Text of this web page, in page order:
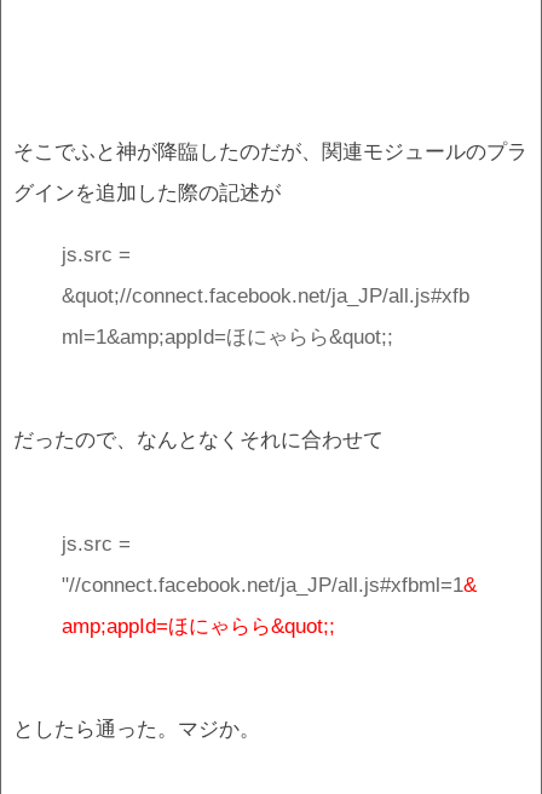
そこでふと神が降臨したのだが、関連モジュールのプラ
グインを追加した際の記述が
js.src =
&quot;//connect.facebook.net/ja_JP/all.js#xfb
ml=1&amp;appId=ほにゃらら&quot;;
だったので、なんとなくそれに合わせて
js.src =
"//connect.facebook.net/ja_JP/all.js#xfbml=1&
amp;appId=ほにゃらら&quot;;
としたら通った。マジか。